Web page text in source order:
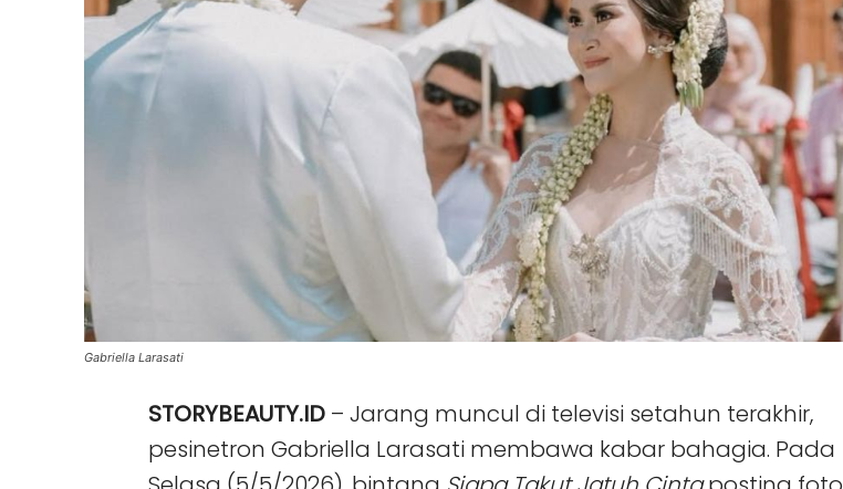
Gabriella Larasati
STORYBEAUTY.ID – Jarang muncul di televisi setahun terakhir,
pesinetron Gabriella Larasati membawa kabar bahagia. Pada